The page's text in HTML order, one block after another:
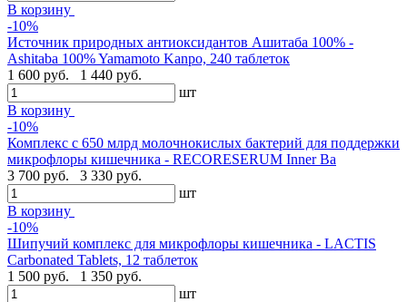
В корзину
-10%
Источник природных антиоксидантов Ашитаба 100% -
Ashitaba 100% Yamamoto Kanpo, 240 таблеток
1 600 руб.
1 440 руб.
шт
В корзину
-10%
Комплекс с 650 млрд молочнокислых бактерий для поддержки
микрофлоры кишечника - RECORESERUM Inner Ba
3 700 руб.
3 330 руб.
шт
В корзину
-10%
Шипучий комплекс для микрофлоры кишечника - LACTIS
Carbonated Tablets, 12 таблеток
1 500 руб.
1 350 руб.
шт